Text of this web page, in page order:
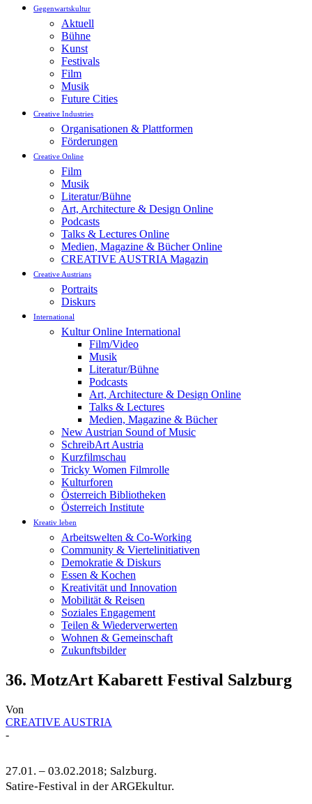
Gegenwartskultur
Aktuell
Bühne
Kunst
Festivals
Film
Musik
Future Cities
Creative Industries
Organisationen & Plattformen
Förderungen
Creative Online
Film
Musik
Literatur/Bühne
Art, Architecture & Design Online
Podcasts
Talks & Lectures Online
Medien, Magazine & Bücher Online
CREATIVE AUSTRIA Magazin
Creative Austrians
Portraits
Diskurs
International
Kultur Online International
Film/Video
Musik
Literatur/Bühne
Podcasts
Art, Architecture & Design Online
Talks & Lectures
Medien, Magazine & Bücher
New Austrian Sound of Music
SchreibArt Austria
Kurzfilmschau
Tricky Women Filmrolle
Kulturforen
Österreich Bibliotheken
Österreich Institute
Kreativ leben
Arbeitswelten & Co-Working
Community & Viertelinitiativen
Demokratie & Diskurs
Essen & Kochen
Kreativität und Innovation
Mobilität & Reisen
Soziales Engagement
Teilen & Wiederverwerten
Wohnen & Gemeinschaft
Zukunftsbilder
36. MotzArt Kabarett Festival Salzburg
Von
CREATIVE AUSTRIA
-
27.01. – 03.02.2018; Salzburg.
Satire-Festival in der ARGEkultur.